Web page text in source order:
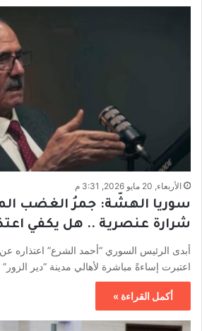
الأربعاء, 20 مايو 2026, 3:31 م
سوريا الهشّة: جمرُ الغضب
شرارة عنصرية .. هل يكفي
أبدى الرئيس السوري “أحمد الشرع” اعتذاره
اعتبرت إساءةً مباشرة لأهالي مدينة “دير
أكمل القراءة »